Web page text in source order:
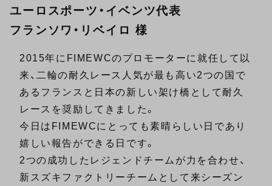
ユーロスポーツ・イベンツ代表
フランソワ・リベイロ 様
2015年にFIMEWCのプロモーターに就任して以
来、二輪の耐久レース人気が最も高い2つの国で
あるフランスと日本の新しい架け橋として耐久
レースを奨励してきました。
今日はFIMEWCにとっても素晴らしい日であり
嬉しい報告ができる日です。
2つの成功したレジェンドチームが力を合わせ、
新スズキファクトリーチームとして来シーズン